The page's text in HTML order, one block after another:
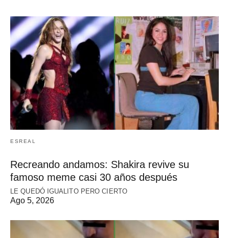
ESREAL
Recreando andamos: Shakira revive su
famoso meme casi 30 años después
LE QUEDÓ IGUALITO PERO CIERTO
Ago 5, 2026